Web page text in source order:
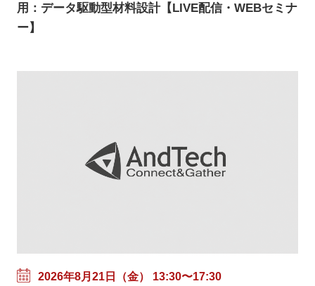
用：データ駆動型材料設計【LIVE配信・WEBセミナ
ー】
2026年8月21日（金） 13:30〜17:30